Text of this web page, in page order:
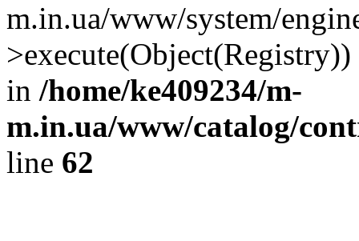
m.in.ua/www/system/
in /home/ke409234/m-
m.in.ua/www/catalog/
line 62